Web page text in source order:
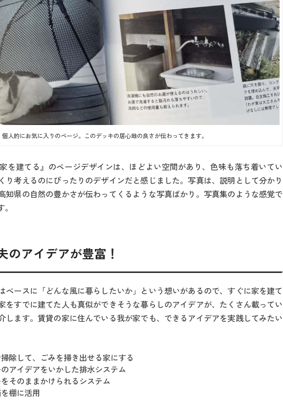
個人的にお気に入りのページ。このデッキの居心地の良さが伝わってきます。
を建てる』のページデザインは、ほどよい空間があり、色味も落ち着いてい
り考えるのにぴったりのデザインだと感じました。写真は、説明として分かり
知県の自然の豊かさが伝わってくるような写真ばかり。写真集のような感覚で
のアイデアが豊富！
ベースに「どんな風に暮らしたいか」という想いがあるので、すぐに家を建て
をすでに建てた人も真似ができそうな暮らしのアイデアが、たくさん載ってい
します。賃貸の家に住んでいる我が家でも、できるアイデアを実践してみたい
除して、ごみを掃き出せる家にする
アイデアをいかした排水システム
そのままかけられるシステム
棚に活用